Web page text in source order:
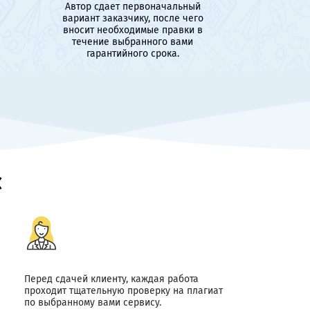
Автор сдает первоначальный
вариант заказчику, после чего
вносит необходимые правки в
течение выбранного вами
гарантийного срока.
Перед сдачей клиенту, каждая работа
проходит тщательную проверку на плагиат
по выбранному вами сервису.